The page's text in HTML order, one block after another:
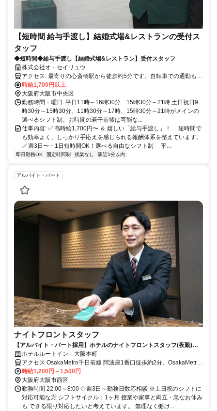
【短時間 給与手渡し】結婚式場&レストランの受付ス
タッフ
◆短時間◆給与手渡し【結婚式場&レストラン】受付スタッフ
株式会社オ・セイリュウ
アクセス: 最寄りの心斎橋駅から徒歩約5分です。自転車での通勤も可
能です。アクセスが便利な立地となっております。
時給1,700円以上
大阪府大阪市中央区
勤務時間・曜日: 平日11時～16時30分 15時30分～21時 土日祝日9
時30分～15時30分、11時30分～17時、15時30分～21時がメインの
選べるシフト制。お時間の若干前後は可能な...
仕事内容: ✅ 高時給1,700円〜 ＆ 嬉しい「給与手渡し」！ 短時間で
も効率よく、しっかり手応えを感じられる報酬体系を整えています。
✅ 週3日〜・1日短時間OK！選べる自由なシフト制 平...
即日勤務OK 固定時間制 残業なし 駅近5分以内
アルバイト・パート
ナイトフロントスタッフ
【アルバイト・パート採用】ホテルのナイトフロントスタッフ(夜勤)／
未経験歓迎！接客スキルも身につく
ホテルルートイン 大阪本町
アクセス OsakaMetro千日前線 阿波座1番口徒歩約2分、OsakaMetro
中央線 阿波座1番口徒歩約2分、OsakaMetro四つ橋線 本町24番口徒
歩約9分
時給1,200円～1,500円
大阪府大阪市西区
勤務時間 22:00～8:00 ◇週3日～勤務日数応相談 ※土日祝のシフトに
対応可能な方 シフトサイクル：1ヶ月 授業や家事と両立・急なお休み
も できる限り対応したいと考えています。 無理なく働け...